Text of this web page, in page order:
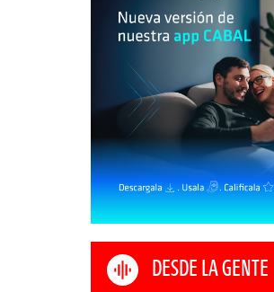
DESDE LA GENTE